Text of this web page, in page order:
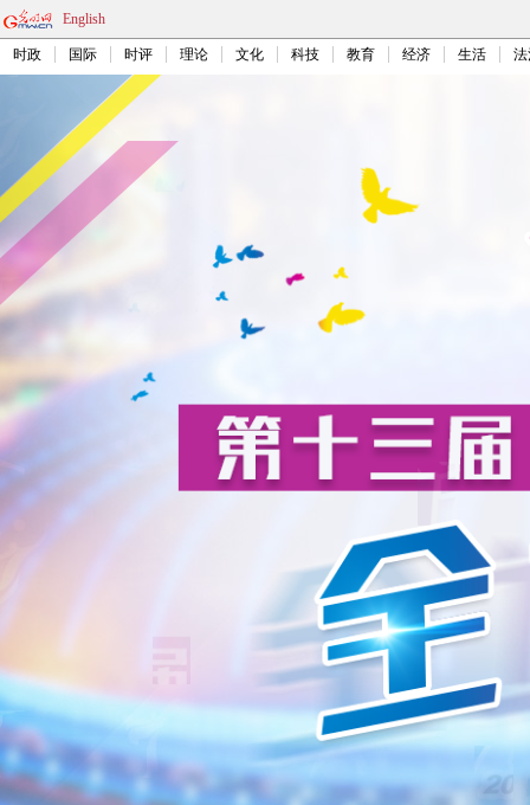
English
时政 国际 时评 理论 文化 科技 教育 经济 生活